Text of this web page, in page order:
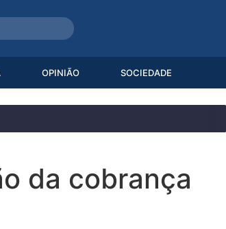
OPINIÃO SOCIEDADE
da cobrança